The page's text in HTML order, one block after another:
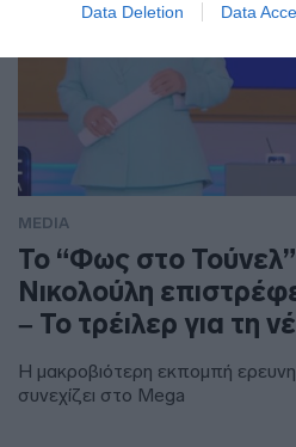
Data Deletion Data
MEDIA
Το “Φως στο Τούνελ”
Νικολούλη
– Το τρέιλερ για τη
Η μακροβιότερη εκπομπή
συνεχίζει στο Mega